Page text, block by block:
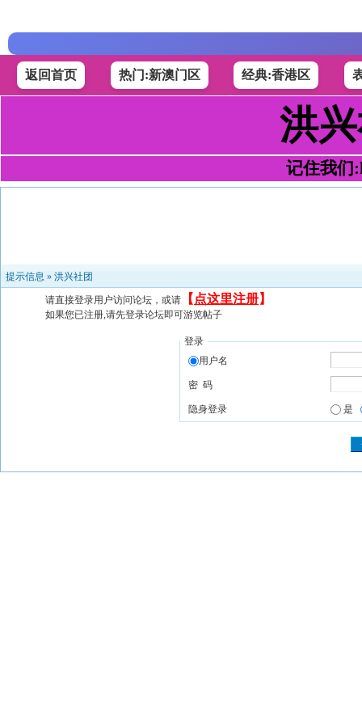
返回首页 热门:新澳门区 经典:香港区
洪
记住我们
提示信息 » 洪兴社团
请直接登录用户访问论坛，或请 【 点这里注册】
如果您已注册,请先登录论坛即可游览帖子
登录
用户名
密 码
隐身登录 是